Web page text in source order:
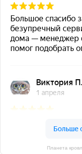
Планета